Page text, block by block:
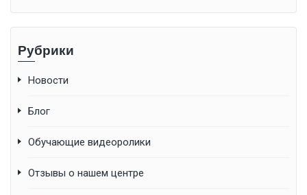
Рубрики
Новости
Блог
Обучающие видеоролики
Отзывы о нашем центре